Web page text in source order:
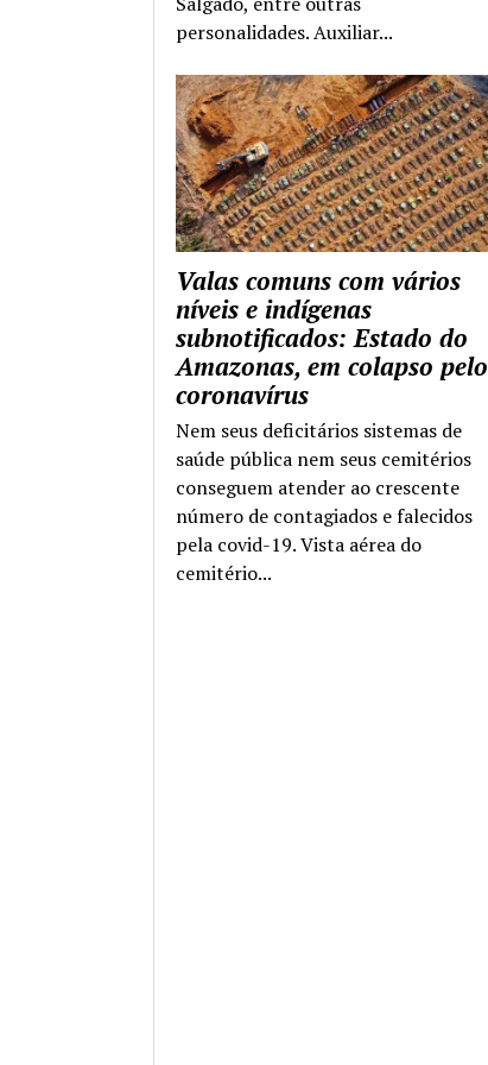
personalidades. Auxiliar...
Valas comuns com vários
níveis e indígenas
subnotificados: Estado do
Amazonas, em colapso pelo
coronavírus
Nem seus deficitários sistemas de
saúde pública nem seus cemitérios
conseguem atender ao crescente
número de contagiados e falecidos
pela covid-19. Vista aérea do
cemitério...